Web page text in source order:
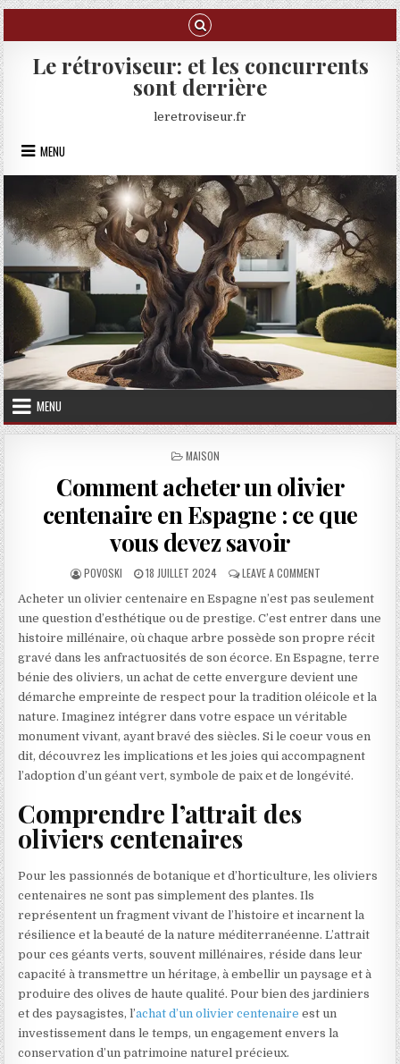
Skip to content
Le rétroviseur: et les concurrents
sont derrière
leretroviseur.fr
MENU
MENU
POSTED IN
MAISON
Comment acheter un olivier
centenaire en Espagne : ce que
vous devez savoir
AUTHOR:
POVOSKI PUBLISHED DATE:
18 JUILLET 2024 LEAVE A COMMENT ON COMMENT
Acheter un olivier centenaire en Espagne n’est pas seulement
une question d’esthétique ou de prestige. C’est entrer dans une
histoire millénaire, où chaque arbre possède son propre récit
gravé dans les anfractuosités de son écorce. En Espagne, terre
bénie des oliviers, un achat de cette envergure devient une
démarche empreinte de respect pour la tradition oléicole et la
nature. Imaginez intégrer dans votre espace un véritable
monument vivant, ayant bravé des siècles. Si le coeur vous en
dit, découvrez les implications et les joies qui accompagnent
l’adoption d’un géant vert, symbole de paix et de longévité.
Comprendre l’attrait des
oliviers centenaires
Pour les passionnés de botanique et d’horticulture, les oliviers
centenaires ne sont pas simplement des plantes. Ils
représentent un fragment vivant de l’histoire et incarnent la
résilience et la beauté de la nature méditerranéenne. L’attrait
pour ces géants verts, souvent millénaires, réside dans leur
capacité à transmettre un héritage, à embellir un paysage et à
produire des olives de haute qualité. Pour bien des jardiniers
et des paysagistes, l’achat d’un olivier centenaire est un
investissement dans le temps, un engagement envers la
conservation d’un patrimoine naturel précieux.